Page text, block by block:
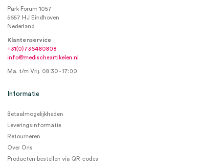
Park Forum 1057
5657 HJ Eindhoven
Nederland
Klantenservice
+31(0)736480808
info@medischeartikelen.nl
Ma. t/m Vrij. 08:30 - 17:00
Informatie
Betaalmogelijkheden
Leveringsinformatie
Retourneren
Over Ons
Producten bestellen via QR-codes